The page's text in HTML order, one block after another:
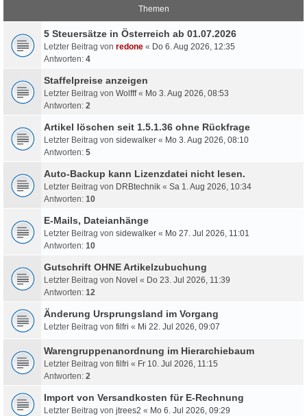
Themen
5 Steuersätze in Österreich ab 01.07.2026
Letzter Beitrag von redone « Do 6. Aug 2026, 12:35
Antworten: 4
Staffelpreise anzeigen
Letzter Beitrag von Wolfff« Mo 3. Aug 2026, 08:53
Antworten: 2
Artikel löschen seit 1.5.1.36 ohne Rückfrage
Letzter Beitrag von sidewalker « Mo 3. Aug 2026, 08:10
Antworten: 5
Auto-Backup kann Lizenzdatei nicht lesen.
Letzter Beitrag von DRBtechnik « Sa 1. Aug 2026, 10:34
Antworten: 10
E-Mails, Dateianhänge
Letzter Beitrag von sidewalker « Mo 27. Jul 2026, 11:01
Antworten: 10
Gutschrift OHNE Artikelzubuchung
Letzter Beitrag von Novel « Do 23. Jul 2026, 11:39
Antworten: 12
Änderung Ursprungsland im Vorgang
Letzter Beitrag von filfri « Mi 22. Jul 2026, 09:07
Warengruppenanordnung im Hierarchiebaum
Letzter Beitrag von filfri « Fr 10. Jul 2026, 11:15
Antworten: 2
Import von Versandkosten für E-Rechnung
Letzter Beitrag von jtrees2 « Mo 6. Jul 2026, 09:29